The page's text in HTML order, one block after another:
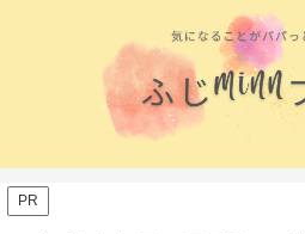
PR